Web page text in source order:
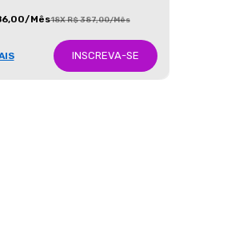
Mês18X R$ 387,00/Mês
INSCREVA-SE